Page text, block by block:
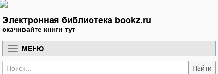
Электронная библиотека bookz.ru
скачивайте книги тут
МЕНЮ
Найти